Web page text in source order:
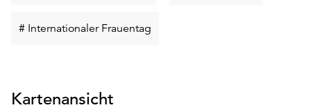
# Internationaler Frauentag
Kartenansicht